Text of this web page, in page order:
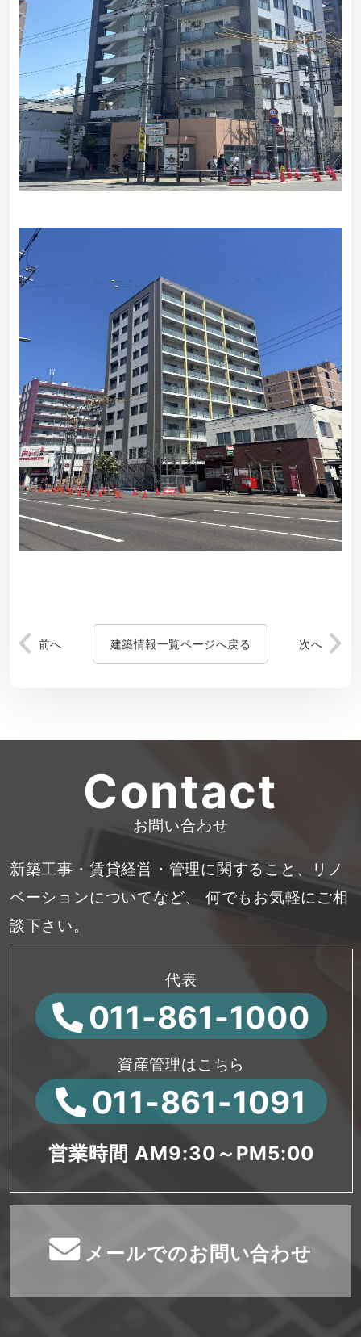
前へ 建築情報一覧ページへ戻る 次へ
Contact
お問い合わせ
新築工事・賃貸経営・管理に関すること、リノ
ベーションについてなど、
何でもお気軽にご相
談下さい。
代表
011-861-1000
資産管理はこちら
011-861-1091
営業時間 AM9:30～PM5:00
メールでのお問い合わせ